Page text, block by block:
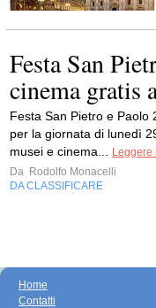
Festa San
cinema gratis
Festa San Pietro e Paolo
per la giornata di lunedì
musei e cinema...
Leggere
Da Rodolfo Monacelli
DA CLASSIFICARE
Home
Contatti